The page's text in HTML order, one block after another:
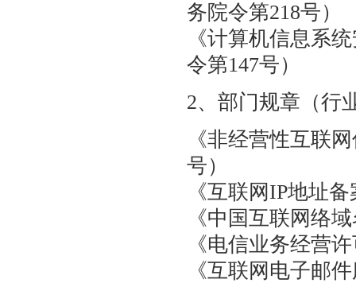
务院令第218号）
《计算机信息
令第147号）
2、部门规章（行
《非经营性互联
号）
《互联网IP地址
《中国互联网
《电信业务经
《互联网电子